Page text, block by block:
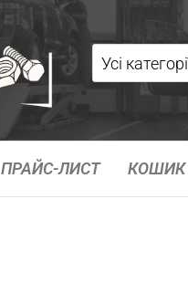
ПРАЙС-ЛИСТ КОШИК